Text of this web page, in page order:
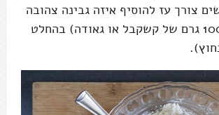
צורך עז להוסיף איזה גבינה צהובה
מגוררת (נגיד 100 גרם של קשקבל או גאודה) בהחלט